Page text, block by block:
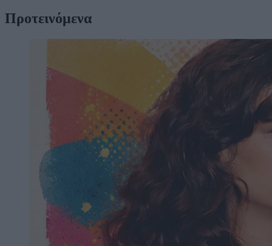
Προτεινόμενα